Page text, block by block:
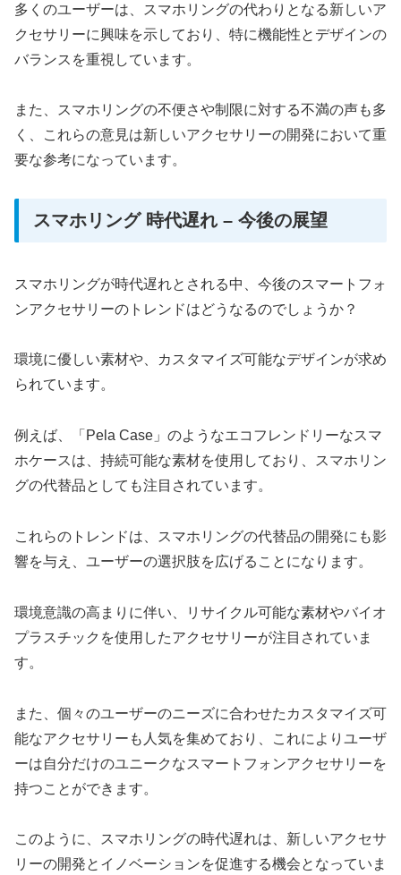
多くのユーザーは、スマホリングの代わりとなる新しいア
クセサリーに興味を示しており、特に機能性とデザインの
バランスを重視しています。
また、スマホリングの不便さや制限に対する不満の声も多
く、これらの意見は新しいアクセサリーの開発において重
要な参考になっています。
スマホリング 時代遅れ – 今後の展望
スマホリングが時代遅れとされる中、今後のスマートフォ
ンアクセサリーのトレンドはどうなるのでしょうか？
環境に優しい素材や、カスタマイズ可能なデザインが求め
られています。
例えば、「Pela Case」のようなエコフレンドリーなスマ
ホケースは、持続可能な素材を使用しており、スマホリン
グの代替品としても注目されています。
これらのトレンドは、スマホリングの代替品の開発にも影
響を与え、ユーザーの選択肢を広げることになります。
環境意識の高まりに伴い、リサイクル可能な素材やバイオ
プラスチックを使用したアクセサリーが注目されていま
す。
また、個々のユーザーのニーズに合わせたカスタマイズ可
能なアクセサリーも人気を集めており、これによりユーザ
ーは自分だけのユニークなスマートフォンアクセサリーを
持つことができます。
このように、スマホリングの時代遅れは、新しいアクセサ
リーの開発とイノベーションを促進する機会となっていま